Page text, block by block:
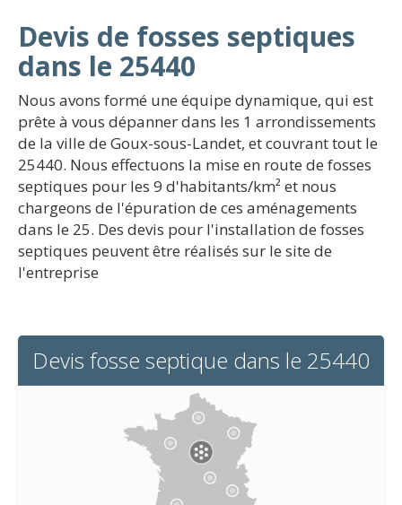
Devis de fosses septiques
dans le 25440
Nous avons formé une équipe dynamique, qui est
prête à vous dépanner dans les 1 arrondissements
de la ville de Goux-sous-Landet, et couvrant tout le
25440. Nous effectuons la mise en route de fosses
septiques pour les 9 d'habitants/km² et nous
chargeons de l'épuration de ces aménagements
dans le 25. Des devis pour l'installation de fosses
septiques peuvent être réalisés sur le site de
l'entreprise
Devis fosse septique dans le 25440